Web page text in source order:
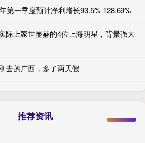
第一季度预计净利增长93.5%-128.69%
际上家世显赫的4位上海明星，背景强大
去的广西，多了两天假
推荐资讯